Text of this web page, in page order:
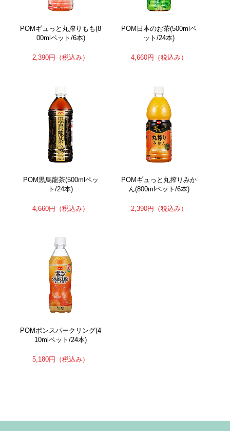
POMギュっと丸搾りもも(8
00mlペット/6本)
2,390円 （税込み）
POM日本のお茶(500mlペ
ット/24本)
4,660円 （税込み）
POM黒烏龍茶(500mlペッ
ト/24本)
4,660円 （税込み）
POMギュっと丸搾りみか
ん(800mlペット/6本)
2,390円 （税込み）
POMポンスパークリング(4
10mlペット/24本)
5,180円 （税込み）